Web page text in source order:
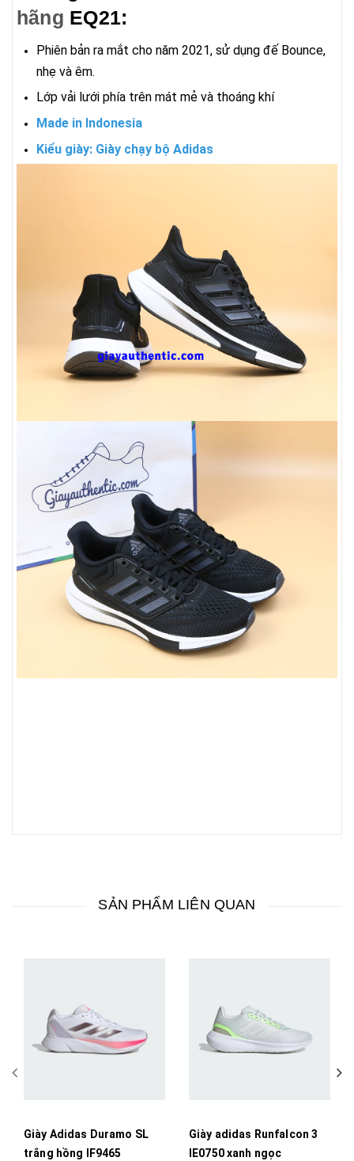
hãng EQ21:
Phiên bản ra mắt cho năm 2021, sử dụng đế Bounce,
nhẹ và êm.
Lớp vải lưới phía trên mát mẻ và thoáng khí
Made in Indonesia
Kiểu giày: Giày chạy bộ Adidas
SẢN PHẨM LIÊN QUAN
Giày Adidas Duramo SL
trắng hồng IF9465
Giày adidas Runfalcon 3
IE0750 xanh ngọc